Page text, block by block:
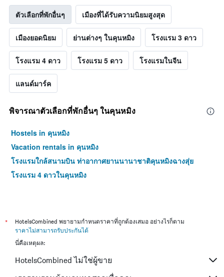
ตัวเลือกที่พักอื่นๆ เมืองที่ได้รับความนิยมสูงสุด
เมืองยอดนิยม ย่านต่างๆ ในคุนหมิง โรงแรม 3 ดาว
โรงแรม 4 ดาว โรงแรม 5 ดาว โรงแรมในจีน
แลนด์มาร์ค
พิจารณาตัวเลือกที่พักอื่นๆ ในคุนหมิง
Hostels in คุนหมิง
Vacation rentals in คุนหมิง
โรงแรมใกล้สนามบิน ท่าอากาศยานนานาชาติคุนหมิงฉางสุ่ย
โรงแรม 4 ดาวในคุนหมิง
*
HotelsCombined พยายามกำหนดราคาที่ถูกต้องเสมอ อย่างไรก็ตาม
ราคาไม่สามารถรับประกันได้
นี่คือเหตุผล:
HotelsCombined ไม่ใช่ผู้ขาย